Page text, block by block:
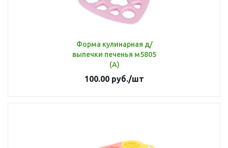
Форма кулинарная д/
выпечки печенья м5805
(А)
100.00 руб./шт